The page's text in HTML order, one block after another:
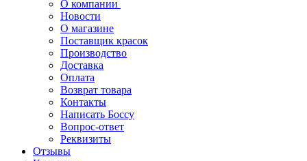
О компании
Новости
О магазине
Поставщик красок
Производство
Доставка
Оплата
Возврат товара
Контакты
Написать Боссу
Вопрос-ответ
Реквизиты
Отзывы